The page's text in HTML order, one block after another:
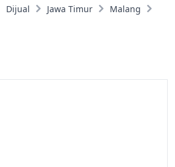
Dijual Jawa Timur
Malang